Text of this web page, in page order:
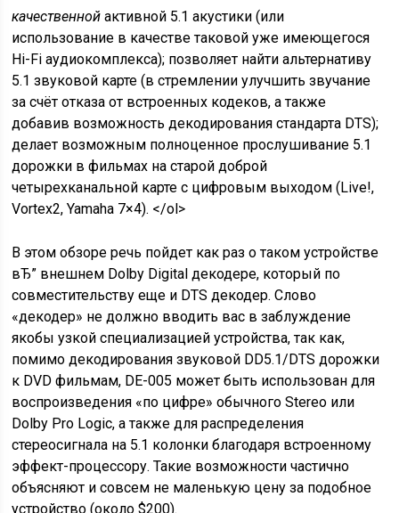
качественной активной 5.1 акустики (или
использование в качестве таковой уже имеющегося
Hi-Fi аудиокомплекса); позволяет найти альтернативу
5.1 звуковой карте (в стремлении улучшить звучание
за счёт отказа от встроенных кодеков, а также
добавив возможность декодирования стандарта DTS);
делает возможным полноценное прослушивание 5.1
дорожки в фильмах на старой доброй
четырехканальной карте с цифровым выходом (Live!,
Vortex2, Yamaha 7×4). </ol>
В этом обзоре речь пойдет как раз о таком устройстве
вЂ” внешнем Dolby Digital декодере, который по
совместительству еще и DTS декодер. Слово
«декодер» не должно вводить вас в заблуждение
якобы узкой специализацией устройства, так как,
помимо декодирования звуковой DD5.1/DTS дорожки
к DVD фильмам, DE-005 может быть использован для
воспроизведения «по цифре» обычного Stereo или
Dolby Pro Logic, а также для распределения
стереосигнала на 5.1 колонки благодаря встроенному
эффект-процессору. Такие возможности частично
объясняют и совсем не маленькую цену за подобное
устройство (около $200).